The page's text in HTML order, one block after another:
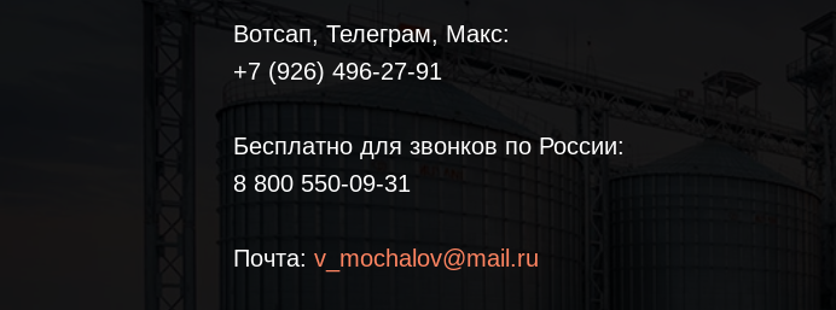
Вотсап, Телеграм, Макс:
+7 (926) 496-27-91
Бесплатно для звонков по России:
8 800 550-09-31
Почта: v_mochalov@mail.ru